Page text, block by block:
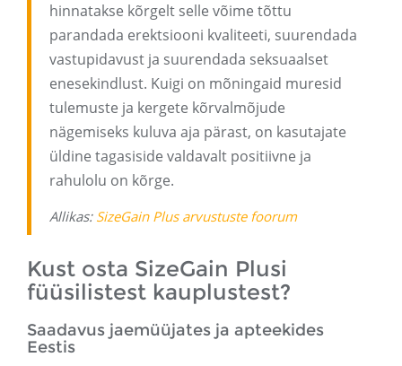
hinnatakse kõrgelt selle võime tõttu
parandada erektsiooni kvaliteeti, suurendada
vastupidavust ja suurendada seksuaalset
enesekindlust. Kuigi on mõningaid muresid
tulemuste ja kergete kõrvalmõjude
nägemiseks kuluva aja pärast, on kasutajate
üldine tagasiside valdavalt positiivne ja
rahulolu on kõrge.
Allikas: SizeGain Plus arvustuste foorum
Kust osta SizeGain Plusi
füüsilistest kauplustest?
Saadavus jaemüüjates ja apteekides
Eestis